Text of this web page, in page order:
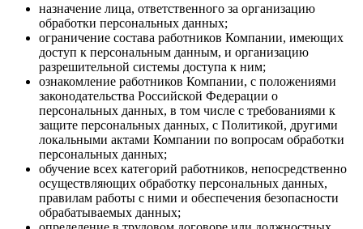
назначение лица, ответственного за организацию
обработки персональных данных;
ограничение состава работников Компании, имеющих
доступ к персональным данным, и организацию
разрешительной системы доступа к ним;
ознакомление работников Компании, с положениями
законодательства Российской Федерации о
персональных данных, в том числе с требованиями к
защите персональных данных, с Политикой, другими
локальными актами Компании по вопросам обработки
персональных данных;
обучение всех категорий работников, непосредственно
осуществляющих обработку персональных данных,
правилам работы с ними и обеспечения безопасности
обрабатываемых данных;